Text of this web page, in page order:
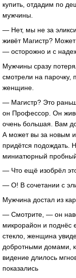
купить, отдадим по
мужчины.
— Нет, мы не за
живёт Магистр?
— осторожно и с
Мужчины сразу
смотрели на парочку,
женщине.
— Магистр? Это
он Профессор. Он
очень большая. Вам
А может вы за новым
придётся подождать.
миниатюрный пробный
— Что ещё изобрёл
— О! В сочетании с
Мужчина достал из
— Смотрите, — он
микрорайон и поднёс
стекло, женщина
добротными домами,
видение длилось
показались